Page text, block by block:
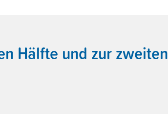
Hälfte und zur zweiten